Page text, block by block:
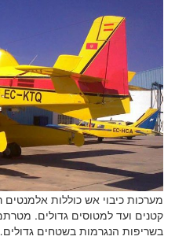
מערכות כיבוי אש כוללות
קטנים ועד למטוסים גדולים.
בשריפות הנגרמות בשטחים